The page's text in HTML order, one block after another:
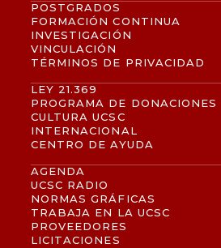
POSTGRADOS
FORMACIÓN CONTINUA
INVESTIGACIÓN
VINCULACIÓN
TÉRMINOS DE PRIVACIDAD
LEY 21.369
PROGRAMA DE DONACIONES
CULTURA UCSC
INTERNACIONAL
CENTRO DE AYUDA
AGENDA
UCSC RADIO
NORMAS GRÁFICAS
TRABAJA EN LA UCSC
PROVEEDORES
LICITACIONES